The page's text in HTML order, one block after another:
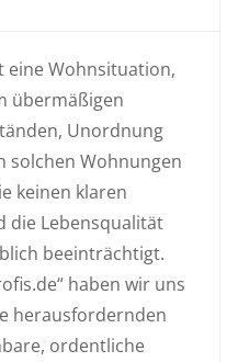
eine Wohnsituation,
übermäßigen
Unordnung
solchen Wohnungen
keinen klaren
die Lebensqualität
beeinträchtigt.
haben wir uns
herausfordernden
ordentliche